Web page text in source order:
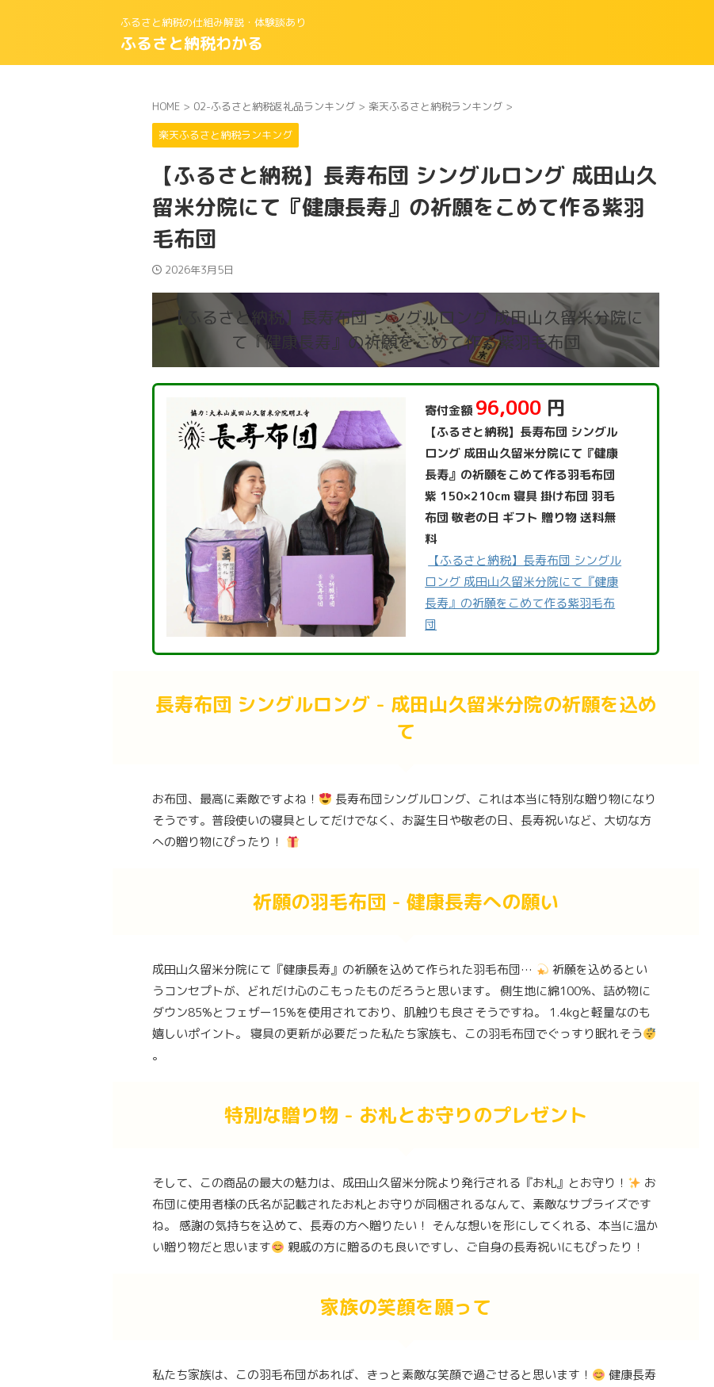
ふるさと納税の仕組み解説・体験談あり
ふるさと納税わかる
HOME > 02-ふるさと納税返礼品ランキング > 楽天ふるさと納税ランキング >
楽天ふるさと納税ランキング
【ふるさと納税】長寿布団 シングルロング 成田山久
留米分院にて『健康長寿』の祈願をこめて作る紫羽
毛布団
2026年3月5日
【ふるさと納税】長寿布団 シングルロング 成田山久留米分院に
て『健康長寿』の祈願をこめて作る紫羽毛布団
寄付金額 96,000 円
【ふるさと納税】長寿布団 シングル
ロング 成田山久留米分院にて『健康
長寿』の祈願をこめて作る羽毛布団
紫 150×210cm 寝具 掛け布団 羽毛
布団 敬老の日 ギフト 贈り物 送料無
料
【ふるさと納税】長寿布団 シングル
ロング 成田山久留米分院にて『健康
長寿』の祈願をこめて作る紫羽毛布
団
長寿布団 シングルロング - 成田山久留米分院の祈願を込め
て
お布団、最高に素敵ですよね！
長寿布団シングルロング、これは本当に特別な贈り物になり
そうです。普段使いの寝具としてだけでなく、お誕生日や敬老の日、長寿祝いなど、大切な方
への贈り物にぴったり！
祈願の羽毛布団 - 健康長寿への願い
成田山久留米分院にて『健康長寿』の祈願を込めて作られた羽毛布団…
祈願を込めるとい
うコンセプトが、どれだけ心のこもったものだろうと思います。 側生地に綿100%、詰め物に
ダウン85%とフェザー15%を使用されており、肌触りも良さそうですね。 1.4kgと軽量なのも
嬉しいポイント。 寝具の更新が必要だった私たち家族も、この羽毛布団でぐっすり眠れそう
。
特別な贈り物 - お札とお守りのプレゼント
そして、この商品の最大の魅力は、成田山久留米分院より発行される『お札』とお守り！
お
布団に使用者様の氏名が記載されたお札とお守りが同梱されるなんて、素敵なサプライズです
ね。 感謝の気持ちを込めて、長寿の方へ贈りたい！ そんな想いを形にしてくれる、本当に温か
い贈り物だと思います
親戚の方に贈るのも良いですし、ご自身の長寿祝いにもぴったり！
家族の笑顔を願って
私たち家族は、この羽毛布団があれば、きっと素敵な笑顔で過ごせると思います！
健康長寿